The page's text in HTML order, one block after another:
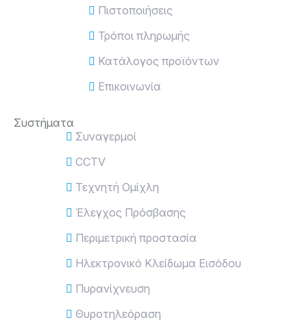
Πιστοποιήσεις
Τρόποι πληρωμής
Κατάλογος προϊόντων
Επικοινωνία
Συστήματα
Συναγερμοί
CCTV
Τεχνητή Ομίχλη
Έλεγχος Πρόσβασης
Περιμετρική προστασία
Ηλεκτρονικό Κλείδωμα Εισόδου
Πυρανίχνευση
Θυροτηλεόραση